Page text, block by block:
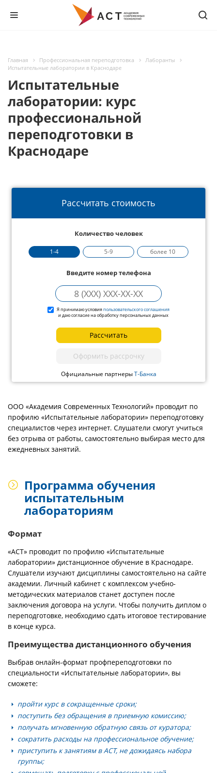
Главная Профессиональная переподготовка
Лаборанты
Испытательные лаборатории в Краснодаре
Испытательные
лаборатории: курс
профессиональной
переподготовки в
Краснодаре
Рассчитать стоимость
Количество человек
1-4 5-9 более 10
Введите номер телефона
Я принимаю условияпользовательского соглашения
и даю согласие на обработку персональных данных
Рассчитать
Оформить рассрочку
Официальные партнерыТ-Банка
ООО «Академия Современных Технологий» проводит по
профилю «Испытательные лаборатории» переподготовку
специалистов через интернет. Слушатели смогут учиться
без отрыва от работы, самостоятельно выбирая место для
ежедневных занятий.
Программа обучения
испытательным
лабораториям
Формат
«АСТ» проводит по профилю «Испытательные
лаборатории» дистанционное обучение в Краснодаре.
Слушатели изучают дисциплины самостоятельно на сайте
академии. Личный кабинет с комплексом учебно-
методических материалов станет доступен после
заключения договора на услуги. Чтобы получить диплом о
переподготовке, необходимо сдать итоговое тестирование
в конце курса.
Преимущества дистанционного обучения
Выбрав онлайн-формат профпереподготовки по
специальности «Испытательные лаборатории», вы
сможете:
пройти курс в сокращенные сроки;
поступить без обращения в приемную комиссию;
получать мгновенную обратную связь от куратора;
сократить расходы на профессиональное обучение;
приступить к занятиям в АСТ, не дожидаясь набора
группы;